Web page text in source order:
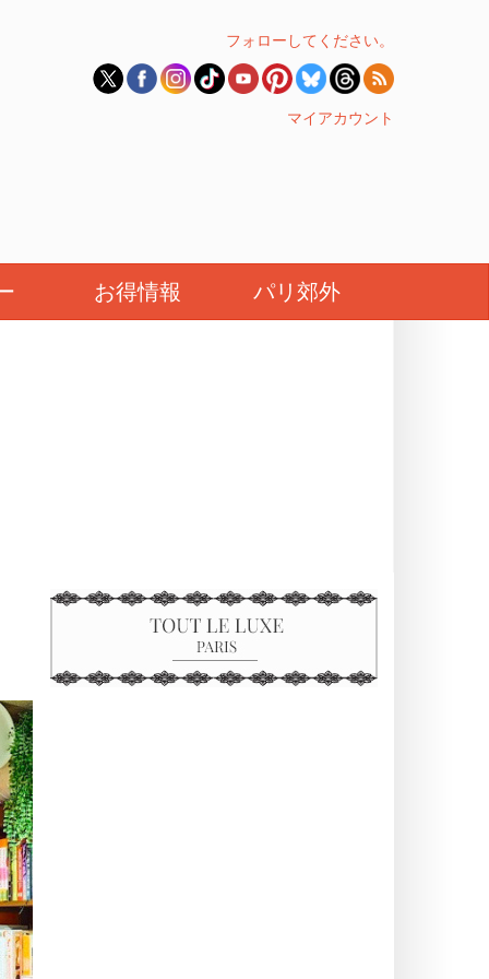
フォローしてください。
マイアカウント
お得情報 パリ郊外